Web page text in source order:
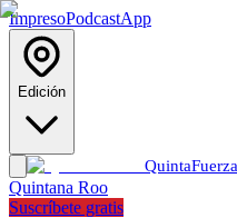
ImpresoPodcastApp
Edición
QuintaFuerza
Quintana Roo
Suscríbete gratis